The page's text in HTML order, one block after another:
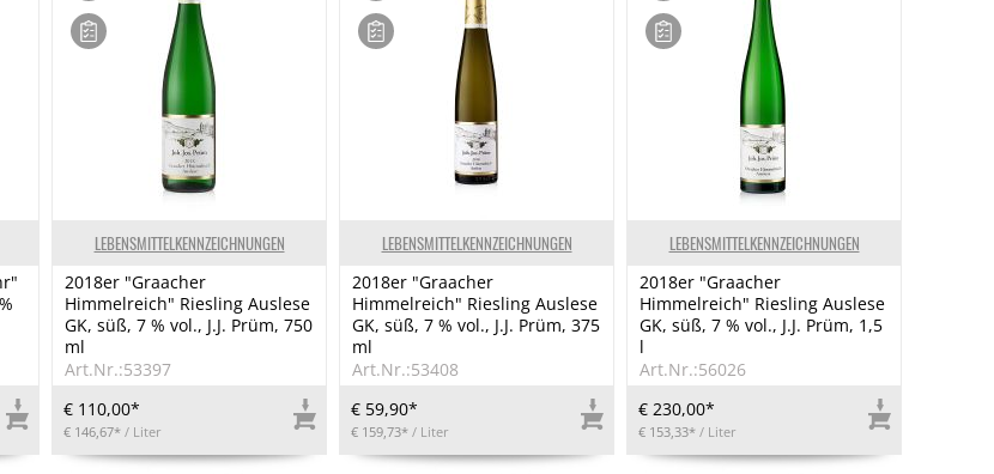
LEBENSMITTELKENNZEICHNUNGEN
2018er "Graacher
Himmelreich" Riesling Auslese
GK, süß, 7 % vol., J.J. Prüm, 750
ml
Art.Nr.:53397
€ 110,00*
€ 146,67* / Liter
LEBENSMITTELKENNZEICHNUNGEN
2018er "Graacher
Himmelreich" Riesling Auslese
GK, süß, 7 % vol., J.J. Prüm, 375
ml
Art.Nr.:53408
€ 59,90*
€ 159,73* / Liter
LEBENSMITTELKENNZEICHNUNGEN
2018er "Graacher
Himmelreich" Riesling Auslese
GK, süß, 7 % vol., J.J. Prüm, 1,5
l
Art.Nr.:56026
€ 230,00*
€ 153,33* / Liter